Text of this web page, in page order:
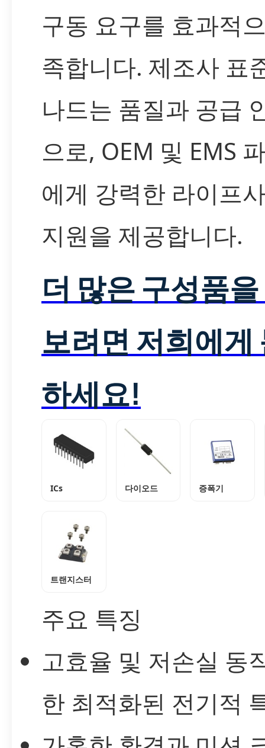
구동 요구를 효과적
족합니다. 제조사 표
나드는 품질과 공급
으로, OEM 및 EMS
에게 강력한 라이프
지원을 제공합니다.
더 많은 구성품
보려면 저희에게
하세요!
ICs 다이오드 증폭기
트랜지스터
주요 특징
고효율 및 저손실 동
한 최적화된 전기적